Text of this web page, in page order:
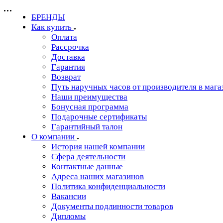
БРЕНДЫ
Как купить
Оплата
Рассрочка
Доставка
Гарантия
Возврат
Путь наручных часов от производителя в
Наши преимущества
Бонусная программа
Подарочные сертификаты
Гарантийный талон
О компании
История нашей компании
Сфера деятельности
Контактные данные
Адреса наших магазинов
Политика конфиденциальности
Вакансии
Документы подлинности товаров
Дипломы